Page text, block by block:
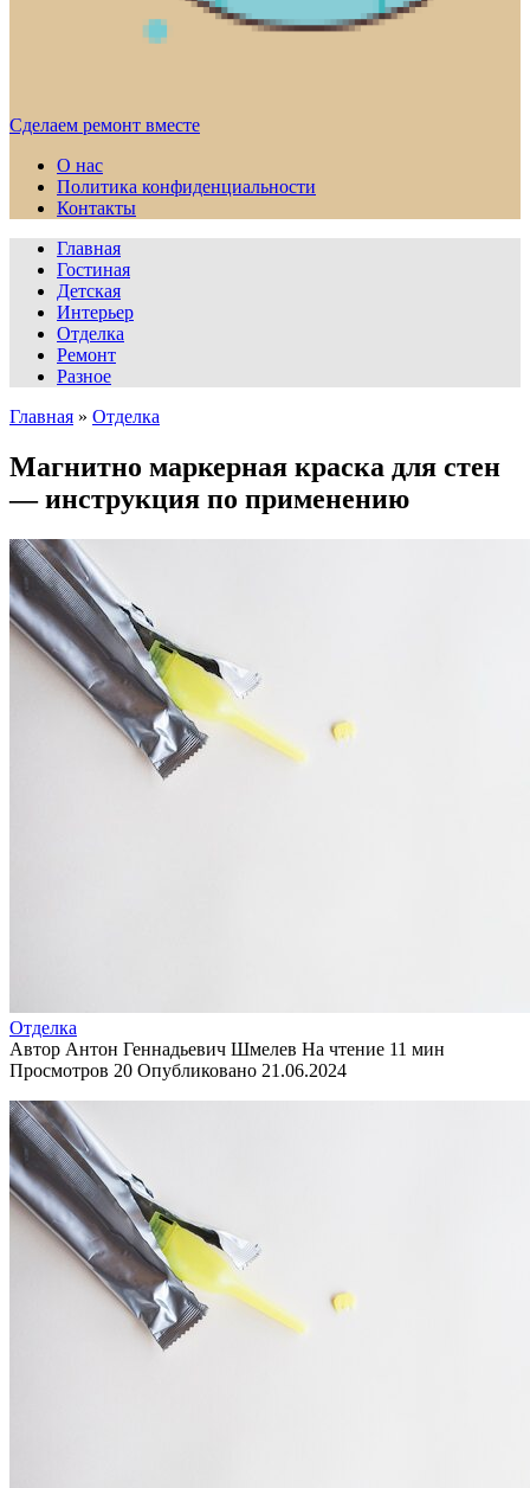
Сделаем ремонт вместе
О нас
Политика конфиденциальности
Контакты
Главная
Гостиная
Детская
Интерьер
Отделка
Ремонт
Разное
Главная » Отделка
Магнитно маркерная краска для стен
— инструкция по применению
Отделка
Автор Антон Геннадьевич Шмелев На чтение 11 мин
Просмотров 20 Опубликовано 21.06.2024